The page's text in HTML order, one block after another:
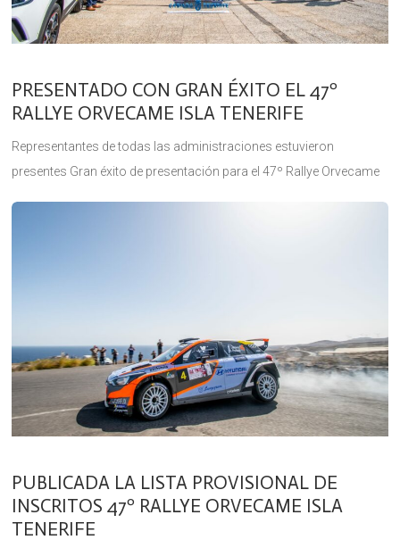
PRESENTADO CON GRAN ÉXITO EL 47º
RALLYE ORVECAME ISLA TENERIFE
Representantes de todas las administraciones estuvieron
presentes Gran éxito de presentación para el 47º Rallye Orvecame
PUBLICADA LA LISTA PROVISIONAL DE
INSCRITOS 47º RALLYE ORVECAME ISLA
TENERIFE